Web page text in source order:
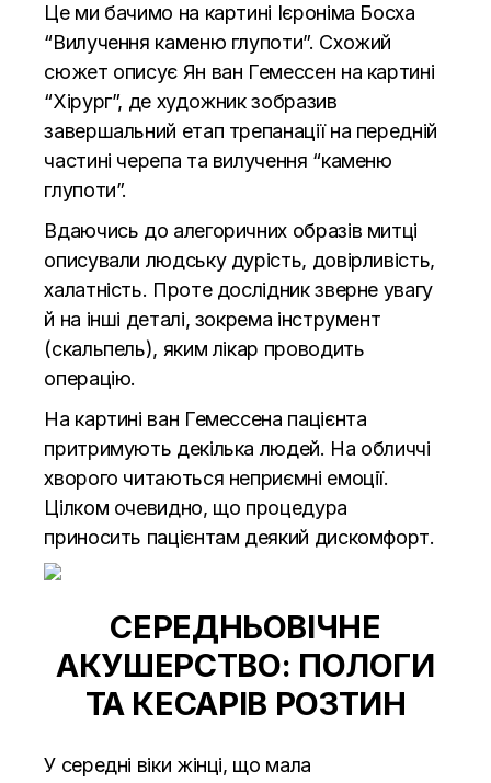
Це ми бачимо на картині Ієроніма Босха
“Вилучення каменю глупоти”. Схожий
сюжет описує Ян ван Гемессен на картині
“Хірург”, де художник зобразив
завершальний етап трепанації на передній
частині черепа та вилучення “каменю
глупоти”.
Вдаючись до алегоричних образів митці
описували людську дурість, довірливість,
халатність. Проте дослідник зверне увагу
й на інші деталі, зокрема інструмент
(скальпель), яким лікар проводить
операцію.
На картині ван Гемессена пацієнта
притримують декілька людей. На обличчі
хворого читаються неприємні емоції.
Цілком очевидно, що процедура
приносить пацієнтам деякий дискомфорт.
СЕРЕДНЬОВІЧНЕ
АКУШЕРСТВО: ПОЛОГИ
ТА КЕСАРІВ РОЗТИН
У середні віки жінці, що мала